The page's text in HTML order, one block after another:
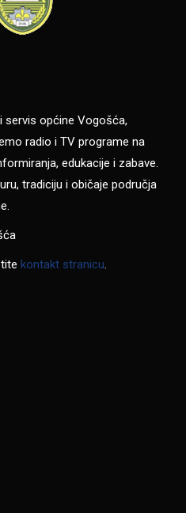
servis općine Vogošća,
radio i TV programe na
edukacije i zabave.
tradiciju i običaje područja
kontakt stranicu